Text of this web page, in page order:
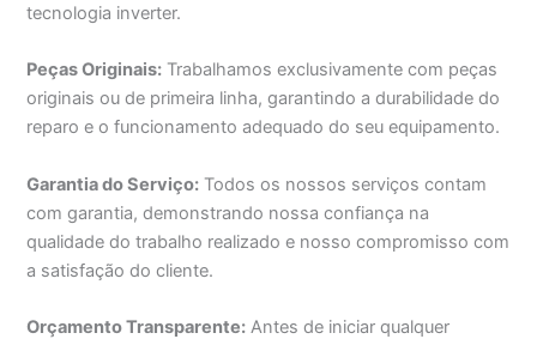
tecnologia inverter.
Peças Originais: Trabalhamos exclusivamente com peças
originais ou de primeira linha, garantindo a durabilidade do
reparo e o funcionamento adequado do seu equipamento.
Garantia do Serviço: Todos os nossos serviços contam
com garantia, demonstrando nossa confiança na
qualidade do trabalho realizado e nosso compromisso com
a satisfação do cliente.
Orçamento Transparente: Antes de iniciar qualquer